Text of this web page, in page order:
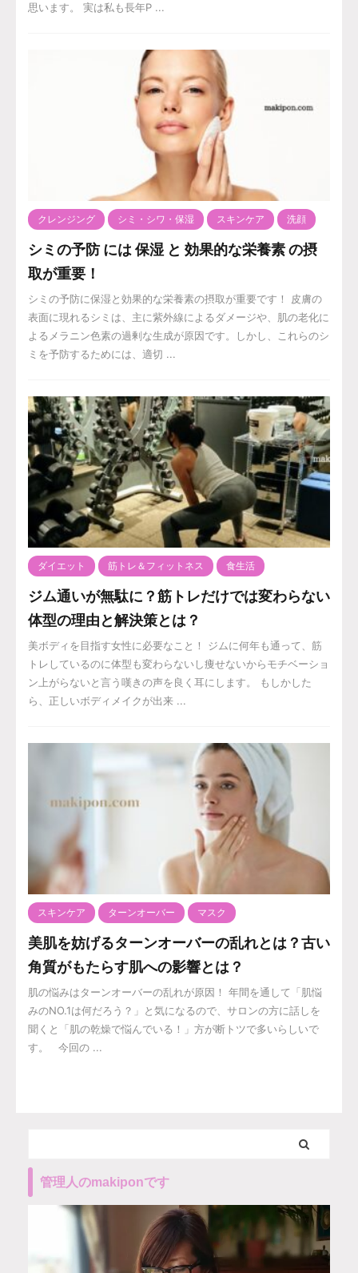
思います。 実は私も長年P ...
クレンジング シミ・シワ・保湿 スキンケア 洗顔
シミの予防 には 保湿 と 効果的な栄養素 の摂
取が重要！
シミの予防に保湿と効果的な栄養素の摂取が重要です！ 皮膚の
表面に現れるシミは、主に紫外線によるダメージや、肌の老化に
よるメラニン色素の過剰な生成が原因です。しかし、これらのシ
ミを予防するためには、適切 ...
ダイエット 筋トレ＆フィットネス 食生活
ジム通いが無駄に？筋トレだけでは変わらない
体型の理由と解決策とは？
美ボディを目指す女性に必要なこと！ ジムに何年も通って、筋
トレしているのに体型も変わらないし痩せないからモチベーショ
ン上がらないと言う嘆きの声を良く耳にします。 もしかした
ら、正しいボディメイクが出来 ...
スキンケア ターンオーバー マスク
美肌を妨げるターンオーバーの乱れとは？古い
角質がもたらす肌への影響とは？
肌の悩みはターンオーバーの乱れが原因！ 年間を通して「肌悩
みのNO.1は何だろう？」と気になるので、サロンの方に話しを
聞くと「肌の乾燥で悩んでいる！」方が断トツで多いらしいで
す。 今回の ...
管理人のmakiponです